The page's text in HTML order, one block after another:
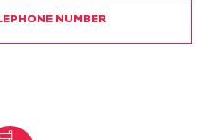
NUMBER